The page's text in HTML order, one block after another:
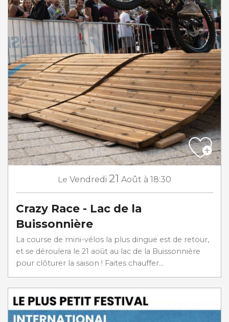
Le Vendredi 21 Août à 18:30
Crazy Race - Lac de la
Buissonnière
La course de mini-vélos la plus dingue est de retour,
et se déroulera le 21 août au lac de la Buissonnière
pour clôturer la saison ! Faites chauffer...